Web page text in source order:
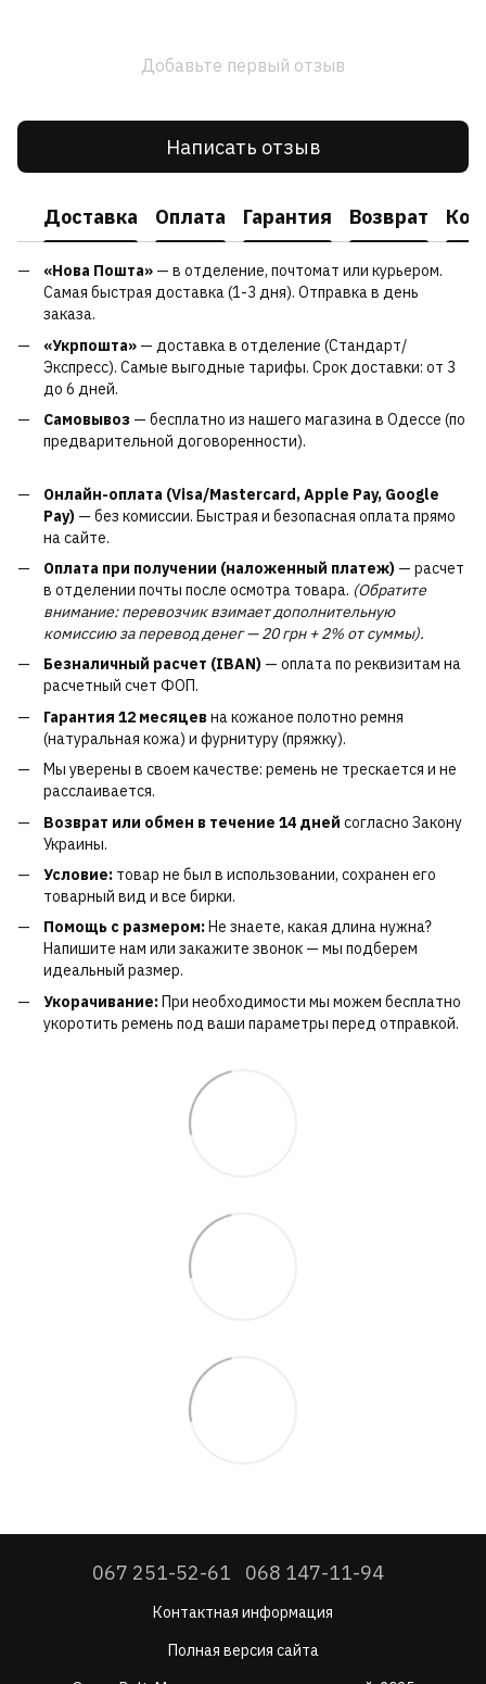
Добавьте первый отзыв
Написать отзыв
Доставка Оплата Гарантия Возврат
«Нова Пошта» — в отделение, почтомат или курьером.
Самая быстрая доставка (1-3 дня). Отправка в день
заказа.
«Укрпошта» — доставка в отделение (Стандарт/
Экспресс). Самые выгодные тарифы. Срок доставки: от 3
до 6 дней.
Самовывоз — бесплатно из нашего магазина в Одессе (по
предварительной договоренности).
Онлайн-оплата (Visa/Mastercard, Apple Pay, Google
Pay) — без комиссии. Быстрая и безопасная оплата прямо
на сайте.
Оплата при получении (наложенный платеж) — расчет
в отделении почты после осмотра товара. (Обратите
внимание: перевозчик взимает дополнительную
комиссию за перевод денег — 20 грн + 2% от суммы).
Безналичный расчет (IBAN) — оплата по реквизитам на
расчетный счет ФОП.
Гарантия 12 месяцевна кожаное полотно ремня
(натуральная кожа) и фурнитуру (пряжку).
Мы уверены в своем качестве: ремень не трескается и не
расслаивается.
Возврат или обмен в течение 14 дней согласно Закону
Украины.
Условие: товар не был в использовании, сохранен его
товарный вид и все бирки.
Помощь с размером: Не знаете, какая длина нужна?
Напишите нам или закажите звонок — мы подберем
идеальный размер.
Укорачивание:При необходимости мы можем бесплатно
укоротить ремень под ваши параметры перед отправкой.
067 251-52-61 068 147-11-94
Контактная информация
Полная версия сайта